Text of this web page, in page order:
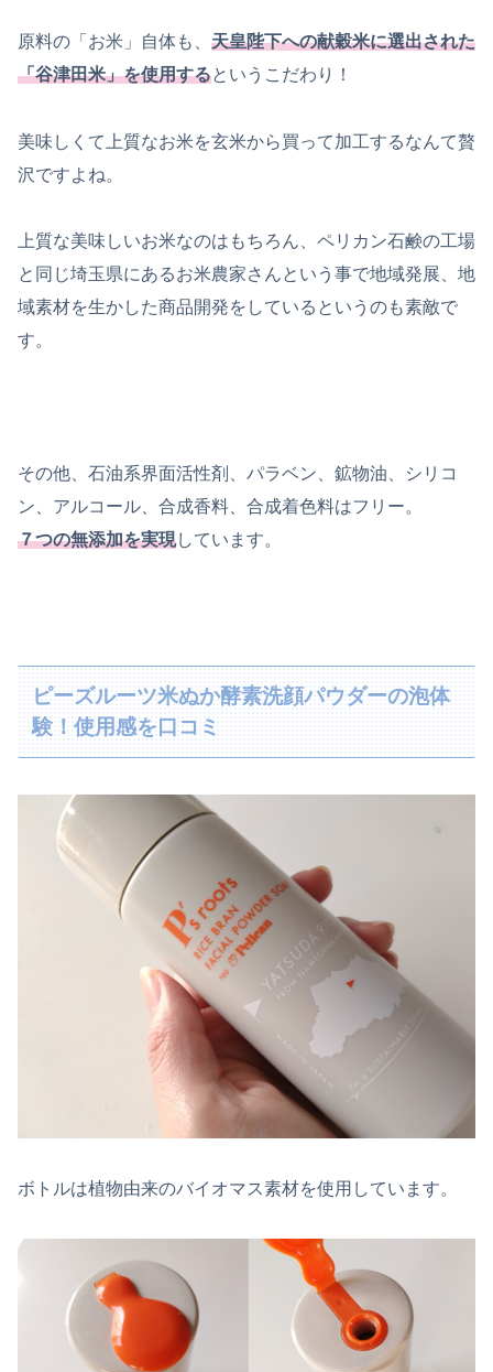
原料の「お米」自体も、 天皇陛下への献穀米に選出された
「谷津田米」を使用するというこだわり！
美味しくて上質なお米を玄米から買って加工するなんて贅
沢ですよね。
上質な美味しいお米なのはもちろん、ペリカン石鹸の工場
と同じ埼玉県にあるお米農家さんという事で地域発展、地
域素材を生かした商品開発をしているというのも素敵で
す。
その他、石油系界面活性剤、パラベン、鉱物油、シリコ
ン、アルコール、合成香料、合成着色料はフリー。
７つの無添加を実現しています。
ピーズルーツ米ぬか酵素洗顔パウダーの泡体
験！使用感を口コミ
ボトルは植物由来のバイオマス素材を使用しています。